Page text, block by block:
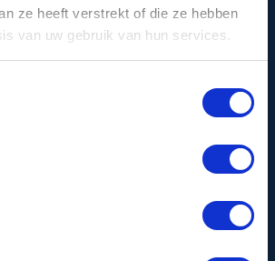
ze heeft verstrekt of die ze hebben
van uw gebruik van hun services.
→
→